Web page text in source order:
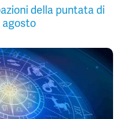
della puntata di
agosto